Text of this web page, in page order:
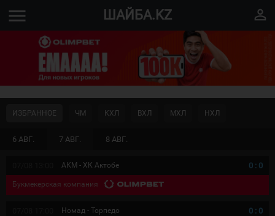
menu ШАЙБА.KZ perm_identity
6 АВГ. 7 АВГ. 8 АВГ.
ИЗБРАННОЕ ЧМ КХЛ ВХЛ МХЛ НХЛ
АКМ - ХК Актобе 0 : 0
Букмекерская компания
Номад - Торпедо 0 : 0